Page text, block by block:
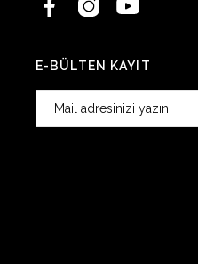
E-BÜLTEN KAYIT